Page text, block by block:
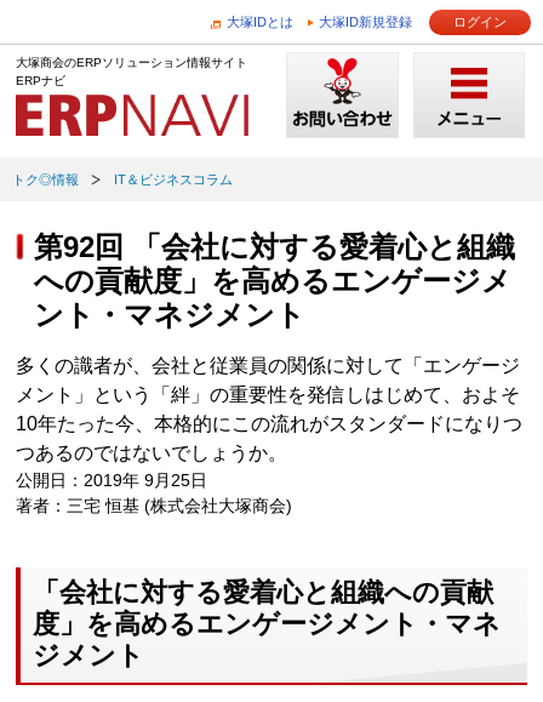
大塚IDとは 大塚ID新規登録 ログイン
大塚商会のERPソリューション情報サイト
ERPナビ
トク◎情報 IT＆ビジネスコラム
第92回 「会社に対する愛着心と組織
への貢献度」を高めるエンゲージメ
ント・マネジメント
多くの識者が、会社と従業員の関係に対して「エンゲージ
メント」という「絆」の重要性を発信しはじめて、およそ
10年たった今、本格的にこの流れがスタンダードになりつ
つあるのではないでしょうか。
公開日：2019年 9月25日
著者：三宅 恒基 (株式会社大塚商会)
「会社に対する愛着心と組織への貢献
度」を高めるエンゲージメント・マネ
ジメント